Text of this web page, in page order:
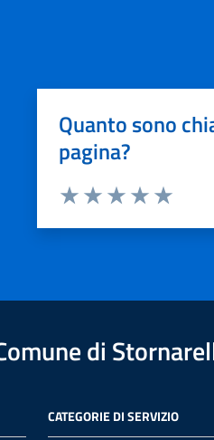
Quanto sono
pagina?
di
CATEGORIE DI SERVIZIO